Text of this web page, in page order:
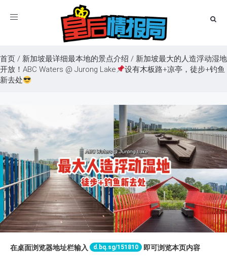
Toggle
首页 / 新加坡最详细最本地的景点介绍 / 新加坡最大的人造浮动湿地
开放！ABC Waters @ Jurong Lake
设有木板路+凉亭，徒步+钓鱼
新去处
在桌面浏览器地址栏输入 d.bq.sg/151810 即可浏览本页内容